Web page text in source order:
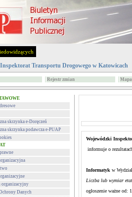
Transportu Drogowego w Katowicach
Rejestr zmian
skrzynka e-Doręczeń
skrzynka podawcza e-PUAP
organizacyjny
Danych
Wojewódzki
informuje o
Informatyk w
Liczba lub wymiar
ogłoszenie ważne od: